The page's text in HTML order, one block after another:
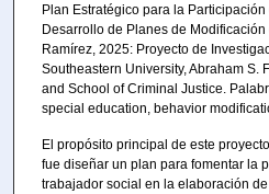
Plan Estratégico para la
Desarrollo de Planes de
Ramírez, 2025: Proyecto de
Southeastern University, Abraham S.
and School of Criminal Justice.
special education, behavior
El propósito principal de este
fue diseñar un plan para fomentar la
trabajador social en la elaboración